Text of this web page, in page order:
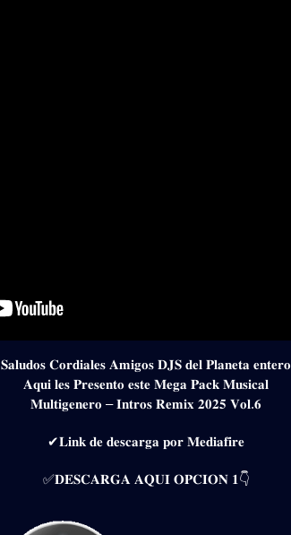
𝐒𝐚𝐥𝐮𝐝𝐨𝐬 𝐂𝐨𝐫𝐝𝐢𝐚𝐥𝐞𝐬 𝐀𝐦𝐢𝐠𝐨𝐬 𝐃𝐉𝐒 𝐝𝐞𝐥 𝐏𝐥𝐚𝐧𝐞𝐭𝐚 𝐞𝐧𝐭𝐞𝐫𝐨
𝐀𝐪𝐮𝐢 𝐥𝐞𝐬 𝐏𝐫𝐞𝐬𝐞𝐧𝐭𝐨 𝐞𝐬𝐭𝐞 𝐌𝐞𝐠𝐚 𝐏𝐚𝐜𝐤 𝐌𝐮𝐬𝐢𝐜𝐚𝐥
𝐌𝐮𝐥𝐭𝐢𝐠𝐞𝐧𝐞𝐫𝐨 – 𝐈𝐧𝐭𝐫𝐨𝐬 𝐑𝐞𝐦𝐢𝐱 𝟐𝟎𝟐𝟓 𝐕𝐨𝐥.𝟔
✔𝐋𝐢𝐧𝐤 𝐝𝐞 𝐝𝐞𝐬𝐜𝐚𝐫𝐠𝐚 𝐩𝐨𝐫 𝐌𝐞𝐝𝐢𝐚𝐟𝐢𝐫𝐞
✅𝐃𝐄𝐒𝐂𝐀𝐑𝐆𝐀 𝐀𝐐𝐔𝐈 𝐎𝐏𝐂𝐈𝐎𝐍 𝟏👇